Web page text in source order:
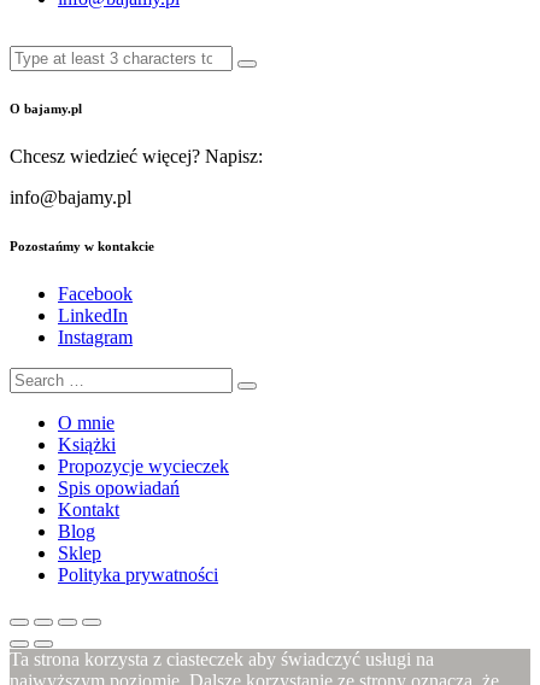
O bajamy.pl
Chcesz wiedzieć więcej? Napisz:
info@bajamy.pl
Pozostańmy w kontakcie
Facebook
LinkedIn
Instagram
O mnie
Książki
Propozycje wycieczek
Spis opowiadań
Kontakt
Blog
Sklep
Polityka prywatności
Ta strona korzysta z ciasteczek aby świadczyć usługi na
najwyższym poziomie. Dalsze korzystanie ze strony oznacza, że